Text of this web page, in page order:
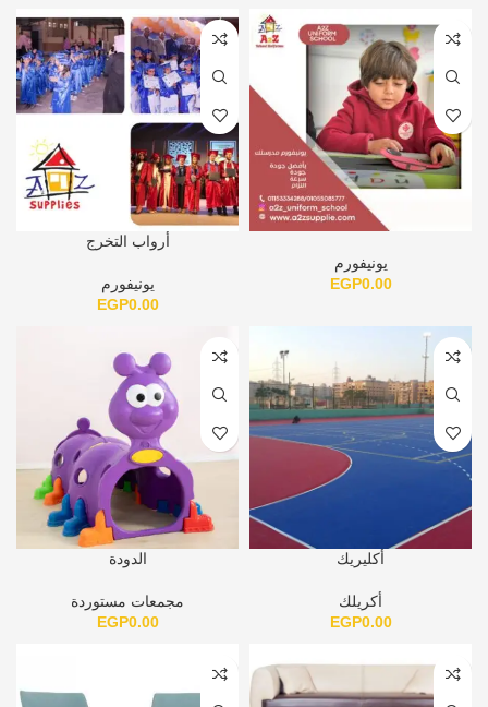
يونيفورم
EGP0.00
أرواب التخرج
يونيفورم
EGP0.00
أكليريك
أكريلك
EGP0.00
الدودة
مجمعات مستوردة
EGP0.00